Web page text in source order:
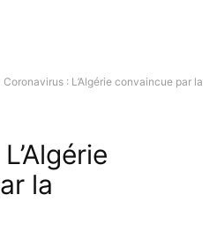
Coronavirus : L’Algérie convaincue par la
la